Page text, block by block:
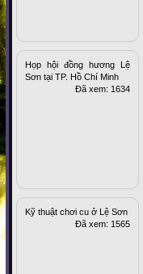
Họp hội đồng hương Lệ
Sơn tại TP. Hồ Chí Minh
Đã xem: 1634
Kỹ thuật chơi cu ở Lệ Sơn
Đã xem: 1565